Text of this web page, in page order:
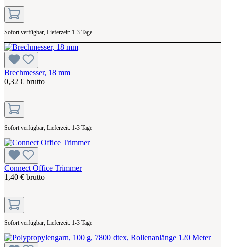
Sofort verfügbar, Lieferzeit: 1-3 Tage
Brechmesser, 18 mm
0,32 € brutto
Sofort verfügbar, Lieferzeit: 1-3 Tage
Connect Office Trimmer
1,40 € brutto
Sofort verfügbar, Lieferzeit: 1-3 Tage